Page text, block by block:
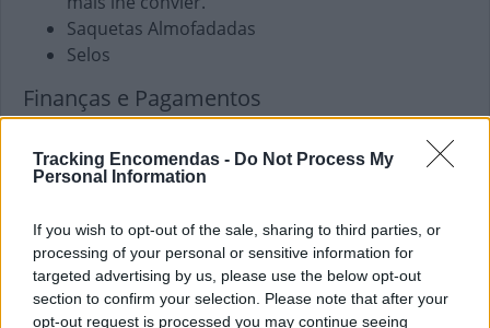
Tracking Encomendas - Do Not Process My
Personal Information
If you wish to opt-out of the sale, sharing to third parties, or
processing of your personal or sensitive information for
targeted advertising by us, please use the below opt-out
section to confirm your selection. Please note that after your
opt-out request is processed you may continue seeing
Saquetas Almofadadas
Selos
Finanças e Pagamentos
Envio de vales - Nacionais
Pagamento de Coimas
Pagamento de Impostos
Pagamento de Portagens
Pagamento de Vales